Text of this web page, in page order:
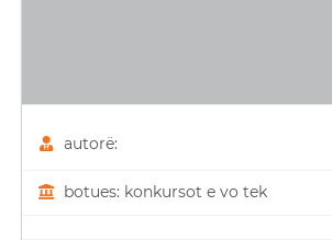
autorë:
botues: konkursot e vo tek